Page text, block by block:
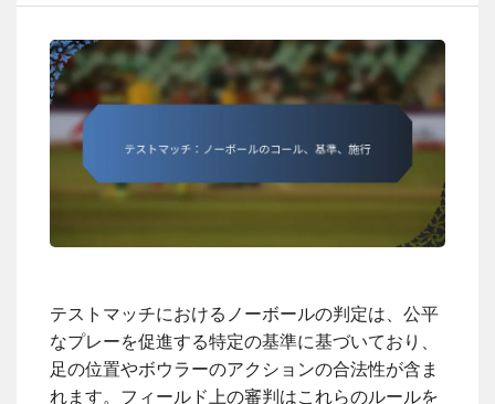
テストマッチにおけるノーボールの判定は、公平
なプレーを促進する特定の基準に基づいており、
足の位置やボウラーのアクションの合法性が含ま
れます。フィールド上の審判はこれらのルールを